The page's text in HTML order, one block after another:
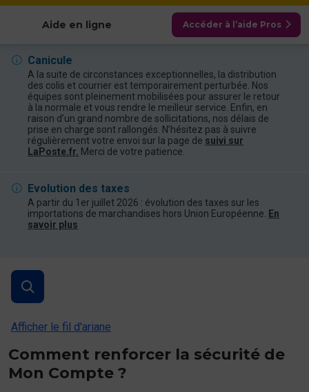
Aide en ligne Accéder à l’aide Pros
Canicule
A la suite de circonstances exceptionnelles, la distribution
des colis et courrier est temporairement perturbée. Nos
équipes sont pleinement mobilisées pour assurer le retour
à la normale et vous rendre le meilleur service. Enfin, en
raison d’un grand nombre de sollicitations, nos délais de
prise en charge sont rallongés. N’hésitez pas à suivre
régulièrement votre envoi sur la page de suivi sur
LaPoste.fr. Merci de votre patience.
Evolution des taxes
A partir du 1er juillet 2026 : évolution des taxes sur les
importations de marchandises hors Union Européenne.
En
savoir plus
Afficher le fil d'ariane
Comment renforcer la sécurité de
Mon Compte ?